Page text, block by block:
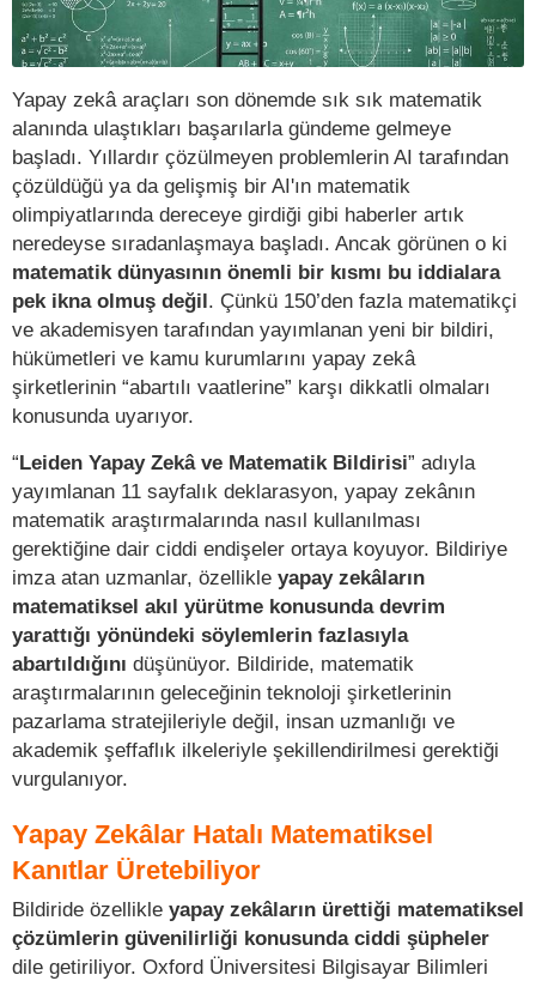
Yapay zekâ araçları son dönemde sık sık matematik
alanında ulaştıkları başarılarla gündeme gelmeye
başladı. Yıllardır çözülmeyen problemlerin AI tarafından
çözüldüğü ya da gelişmiş bir AI'ın matematik
olimpiyatlarında dereceye girdiği gibi haberler artık
neredeyse sıradanlaşmaya başladı. Ancak görünen o ki
matematik dünyasının önemli bir kısmı bu iddialara
pek ikna olmuş değil. Çünkü 150’den fazla matematikçi
ve akademisyen tarafından yayımlanan yeni bir bildiri,
hükümetleri ve kamu kurumlarını yapay zekâ
şirketlerinin “abartılı vaatlerine” karşı dikkatli olmaları
konusunda uyarıyor.
“Leiden Yapay Zekâ ve Matematik Bildirisi” adıyla
yayımlanan 11 sayfalık deklarasyon, yapay zekânın
matematik araştırmalarında nasıl kullanılması
gerektiğine dair ciddi endişeler ortaya koyuyor. Bildiriye
imza atan uzmanlar, özellikle yapay zekâların
matematiksel akıl yürütme konusunda devrim
yarattığı yönündeki söylemlerin fazlasıyla
abartıldığını düşünüyor. Bildiride, matematik
araştırmalarının geleceğinin teknoloji şirketlerinin
pazarlama stratejileriyle değil, insan uzmanlığı ve
akademik şeffaflık ilkeleriyle şekillendirilmesi gerektiği
vurgulanıyor.
Yapay Zekâlar Hatalı Matematiksel
Kanıtlar Üretebiliyor
Bildiride özellikle yapay zekâların ürettiği matematiksel
çözümlerin güvenilirliği konusunda ciddi şüpheler
dile getiriliyor. Oxford Üniversitesi Bilgisayar Bilimleri